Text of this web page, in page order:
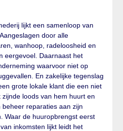
lijkt een samenloop van
door alle
wanhoop, radeloosheid en
eergevoel. Daarnaast het
waarvoor niet op
En zakelijke tegenslag
grote lokale klant die een niet
loods van hem huurt en
reparaties aan zijn
Waar de huuropbrengst eerst
inkomsten lijkt leidt het